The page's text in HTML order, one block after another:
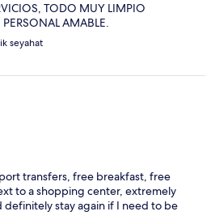
TODO MUY LIMPIO
AMABLE.
seyahat
transfers, free breakfast, free
to a shopping center, extremely
stay again if I need to be